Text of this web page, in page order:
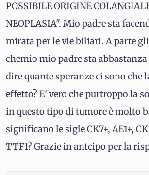
POSSIBILE ORIGINE
NEOPLASIA". Mio padre sta
mirata per le vie biliari. A parte
chemio mio padre sta
dire quante speranze ci sono che
effetto? E' vero che purtroppo la
in questo tipo di tumore è molto
significano le sigle CK7+, AE1+,
TTF1? Grazie in antcipo per la